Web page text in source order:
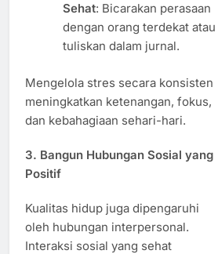
Sehat: Bicarakan perasaan
dengan orang terdekat atau
tuliskan dalam jurnal.
Mengelola stres secara konsisten
meningkatkan ketenangan, fokus,
dan kebahagiaan sehari-hari.
3. Bangun Hubungan Sosial yang
Positif
Kualitas hidup juga dipengaruhi
oleh hubungan interpersonal.
Interaksi sosial yang sehat